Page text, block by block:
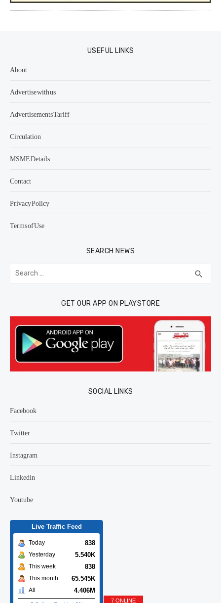
USEFUL LINKS
About
Advertise with us
Advertisements Tariff
Circulation
MSME Details
Contact
Privacy Policy
Terms of Use
SEARCH NEWS
Search
for: search
GET OUR APP ON PLAYSTORE
SOCIAL LINKS
Facebook
Twitter
Instagram
Linkedin
Youtube
Live Traffic Feed
Today 838
Yesterday 5.540K
This week 838
This month 65.545K
All 4.406M
7 ONLINE